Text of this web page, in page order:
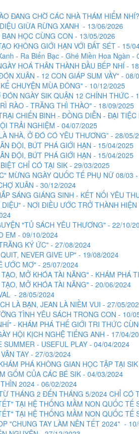
ĐANG CHỜ CÁC NHÀ THÁM HIỂM
GIỮA RỪNG XANH - 13/06/2026
HỌC CÙNG CON - 13/05/2026
KHÔNG GIỚI HẠN VỚI ĐẤT SÉT - 15/
- Ra Biển Bạc - Ghé Miền Hoa Ngàn -
HOÁ THÂN THÀNH ĐẦU BẾP NHÍ -
XUÂN - 12 CON GIÁP SUM VẦY" - 08/
CHUYỆN MÙA ĐÔNG" - 10/12/2025
NGÀY SIK QUẬN 12 CHÍNH THỨC -
RÀO - TRĂNG THÌ THÀO" - 18/09/2025
CHIẾN BINH - ĐỒNG DIỄN - ĐẠI
TRẢI NGHIỆM - 04/07/2025
NHÀ, Ở ĐÓ CÓ YÊU THƯƠNG” - 28/05/
ĐỘI, BỨT PHÁ GIỚI HẠN - 15/04/2025
ĐỘI, BỨT PHÁ GIỚI HẠN - 15/04/2025
CHỈ CÓ TẠI SIK - 29/03/2025
MỪNG NGÀY QUỐC TẾ PHỤ NỮ 08/03
XUÂN - 30/12/2024
SÁNG GIÁNG SINH - KẾT NỐI YÊU
- NƠI ĐIỀU ƯỚC TRỞ THÀNH
"TỦ SÁCH YÊU THƯƠNG" - 22/10/
EM - 09/10/2024
KÝ ỨC" - 27/08/2024
NEVER GIVE UP" - 19/08/2024
ƯỚC MƠ" - 25/07/2024
MỞ KHÓA TÀI NĂNG" - KHÁM PHÁ
MỞ KHÓA TÀI NĂNG" - 20/06/2024
- 28/05/2024
LÀ BẠN, JEAN LÀ NIỀM VUI - 27/05/
TÌNH YÊU SÁCH TRONG CON - 10/
- KHÁM PHÁ THẾ GIỚI TRI THỨC
HỘI KỊCH NGHỆ TIẾNG ANH - 17/04/
SUMMER - USEFUL PLAY - 04/04/2024
TAY - 27/03/2024
PHÁ KHÔNG GIAN HỌC TẬP TẠI
GỐM CỦA CÁC BÉ SIK - 04/03/2024
2024 - 06/02/2024
THÁNG 2 ĐẾN THÁNG 5/2024 CHỈ CÓ
TẠI HỆ THỐNG MẦM NON QUỐC TẾ
TẠI HỆ THỐNG MẦM NON QUỐC TẾ
"CHUNG TAY LÀM NÊN TẾT 2024" -